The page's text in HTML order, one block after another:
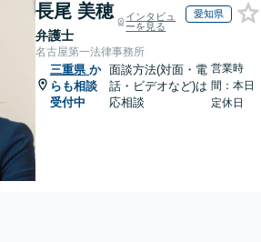
長尾 美穂
弁護士
インタビュ
ーを見る
愛知県
名古屋第一法律事務所
三重県 か
らも相談
受付中
面談方法(対面・電
話・ビデオなど)は
応相談
営業時
間：本日
定休日